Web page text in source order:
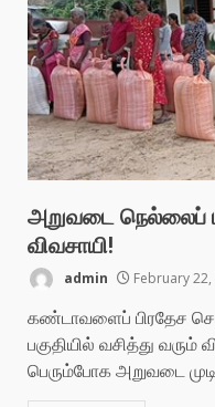
அறுவடை நெல்லைப்
விவசாயி!
admin February
கண்டாவளைப் பிரதேச
பகுதியில் வசித்து
பெரும்போக அறுவடை